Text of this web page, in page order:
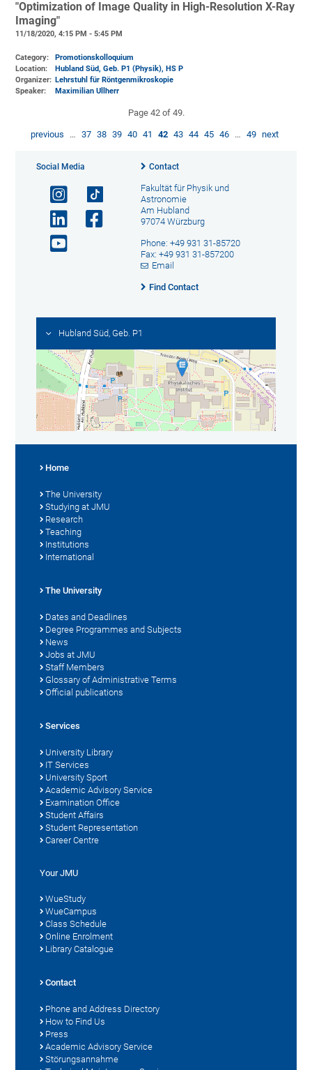
"Optimization of Image Quality in High-Resolution X-Ray
Imaging"
11/18/2020, 4:15 PM - 5:45 PM
Category:
Promotionskolloquium
Location:
Hubland Süd, Geb. P1 (Physik), HS P
Organizer: Lehrstuhl für Röntgenmikroskopie
Speaker:
Maximilian Ullherr
Page 42 of 49.
previous … 37 38 39 40 41 42 43 44 45 46 … 49 next
Social Media Contact
Fakultät für Physik und
Astronomie
Am Hubland
97074 Würzburg
Phone: +49 931 31-85720
Fax: +49 931 31-857200
Email
Find Contact
Hubland Süd, Geb. P1
Home
The University
Studying at JMU
Research
Teaching
Institutions
International
The University
Dates and Deadlines
Degree Programmes and Subjects
News
Jobs at JMU
Staff Members
Glossary of Administrative Terms
Official publications
Services
University Library
IT Services
University Sport
Academic Advisory Service
Examination Office
Student Affairs
Student Representation
Career Centre
Your JMU
WueStudy
WueCampus
Class Schedule
Online Enrolment
Library Catalogue
Contact
Phone and Address Directory
How to Find Us
Press
Academic Advisory Service
Störungsannahme